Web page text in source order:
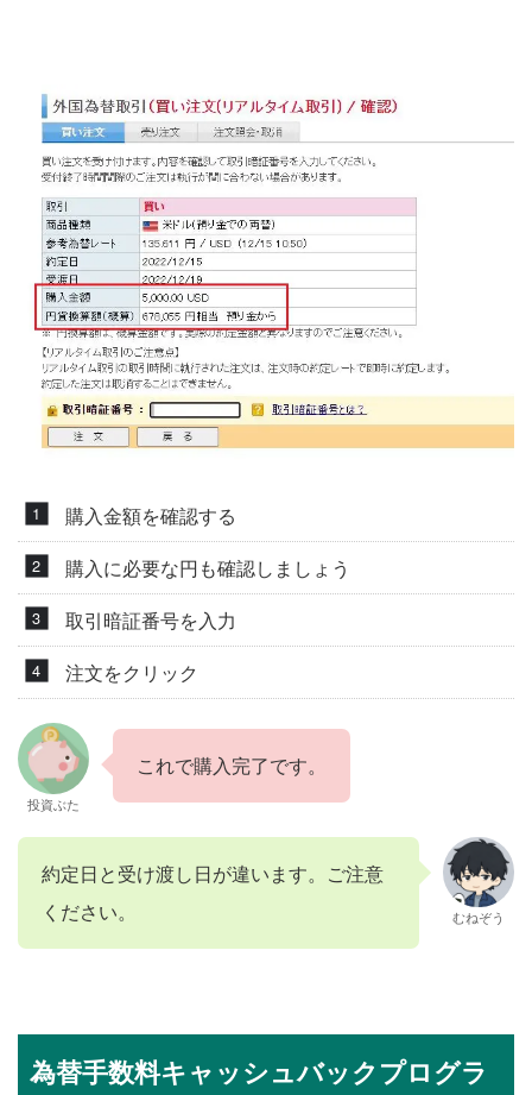
購入金額を確認する
購入に必要な円も確認しましょう
取引暗証番号を入力
注文をクリック
投資ぶた
これで購入完了です。
約定日と受け渡し日が違います。ご注意
ください。
むねぞう
為替手数料キャッシュバックプログラ